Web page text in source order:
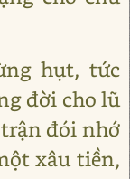
hụt, tức
đời cho lũ
đói nhớ
xâu tiền,